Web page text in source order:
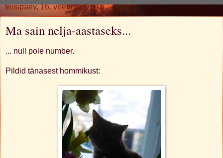
teisipäev, 16. veebruar 2016
Ma sain nelja-aastaseks...
... null pole number.
Pildid tänasest hommikust: